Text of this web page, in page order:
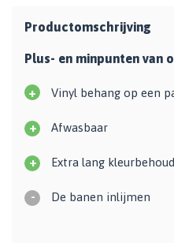
Productomschrijving
Plus- en minpunten van
+ Vinyl behang op een
+ Afwasbaar
+ Extra lang kleurbehoud
- De banen inlijmen